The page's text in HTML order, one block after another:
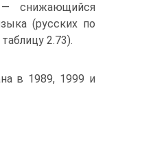
снижающийся
(русских по
2.73).
в 1989, 1999 и